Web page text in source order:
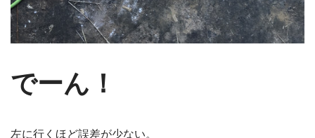
でーん！
左に行くほど誤差が少ない。